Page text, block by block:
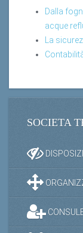
Dalla
acque
La
SOCIETA